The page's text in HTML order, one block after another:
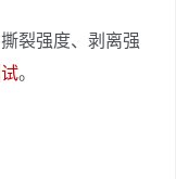
裂强度、剥离强
。